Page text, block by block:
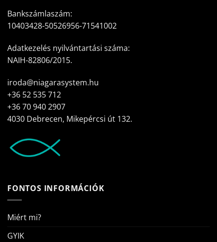
Bankszámlaszám:
10403428-50526956-71541002
Adatkezelés nyilvántartási száma:
NAIH-82806/2015.
iroda@niagarasystem.hu
+36 52 535 712
+36 70 940 2907
4030 Debrecen, Mikepércsi út 132.
FONTOS INFORMÁCIÓK
Miért mi?
GYIK